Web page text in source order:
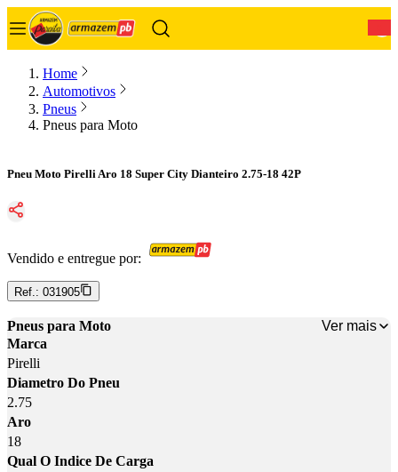
Home
Automotivos
Pneus
Pneus para Moto
Pneu Moto Pirelli Aro 18 Super City Dianteiro 2.75-18 42P
Vendido e entregue por:
Ref.: 031905
Pneus para Moto
Ver mais
Marca
Pirelli
Diametro Do Pneu
2.75
Aro
18
Qual O Indice De Carga